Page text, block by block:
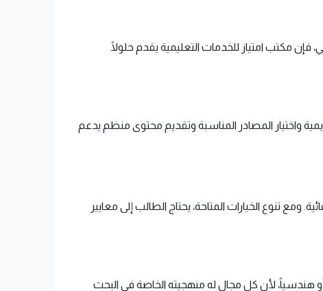
فإن مكتب امتياز للخدمات التعليمية يقدم حلولًا
واختيار المصادر المناسبة وتقديم محتوى منظم يدعم
تنوع الخيارات المتاحة، يحتاج الطالب إلى معايير
هندسياً، لأن كل مجال له منهجيته الخاصة في البحث